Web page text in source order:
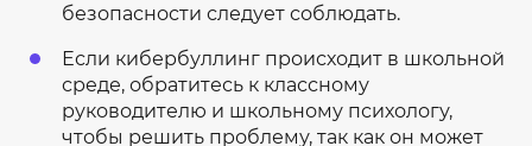
безопасности следует соблюдать.
Если кибербуллинг происходит в школьной
среде, обратитесь к классному
руководителю и школьному психологу,
чтобы решить проблему, так как он может